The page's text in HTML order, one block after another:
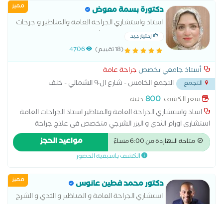
للصليب الأحمر ( ICRC ) عضو الاكاديمية الأمريكية للتعليم الطبي
المستمر ( AACME ) ماجستير الجراحة العامة طب عين شمس
د.دكتوراة الجراحة العامة طب القصر العينى دبلوما جراحات الحوادث
من اللجنة الدولية للصليب الأحمر
مميز دكتورة بسمة معوض
استاذ واستشاري الجراحة العامة والمناظير و جرحات
واورام الثدي وعلاج الشرج
إختيار جيد
(18 تقييم) 4706
أستاذ جامعي تخصص جراحة عامة
التجمع
التجمع الخامس - شارع ال٩٠ الشمالي - خلف
المستشفي الجوي...سعر الكشف:800جنيه
اساذ واستشاري الجراحة العامة والمناظير استاذ الجراحات العامة
استشارى اورام الثدي و اليزر الشرجي متخصص فى علاج جراحة
البواسير و الشرج والمستقيم والناسور متخصص فى الفتق السرى و
الزايدة والمرارة متخصص فى ازالة الخراج و الاكياس الدهنية
متاحة النهاردة من 6:00 مساءً مواعيد الحجز
الكشف باسبقية الحضور
مميز دكتور محمد فطين عانوس
استشاري الجراحة العامة و المناظير و الثدي و الشرج